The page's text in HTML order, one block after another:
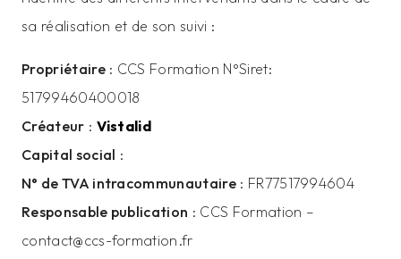
sa réalisation et de son suivi :
Propriétaire: CCS Formation N°Siret:
51799460400018
Créateur : Vistalid
Capital social :
N° de TVA intracommunautaire: FR77517994604
Responsable publication : CCS Formation –
contact@ccs-formation.fr